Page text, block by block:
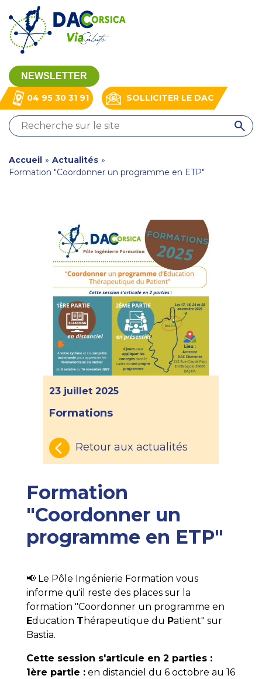
au
contenu
principal
NEWSLETTER
SOLLICITER LE DAC
04 95 30 31 91
QUI
?
NOS
ACTUALITÉS
CONTACT
You
are
Accueil » Actualités »
Formation "Coordonner un programme en ETP"
23 juillet 2025
Formations
Retour aux actualités
Formation
"Coordonner un
programme en ETP"
📢 Le Pôle Ingénierie Formation vous
informe qu'il reste des places sur la
formation "Coordonner un programme en
Education T hérapeutique du Patient" sur
Bastia.
Cette session s'articule en 2 parties :
1ère partie : en distanciel du 6 octobre au 16
Panneau de gestion des cookies